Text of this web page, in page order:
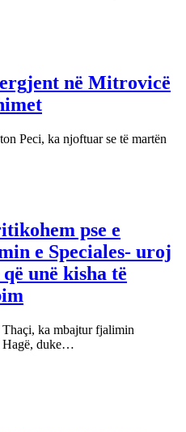
në Mitrovicë
Peci, ka njoftuar se të martën
pse e
e Speciales- uroj
unë kisha të
ka mbajtur fjalimin
Hagë, duke…